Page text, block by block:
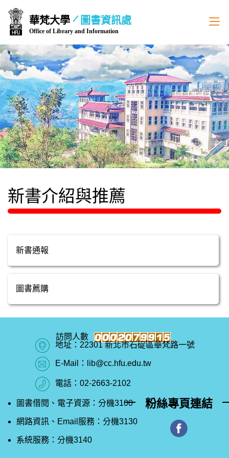
跳
到
主
要
內
容
區
華梵大學 圖書資訊處
Office of Library and Information
新書介紹與推薦
新書通報
圖書薦購
地址：22301 新北市石碇區華梵路一號
E-Mail：lib@cc.hfu.edu.tw
電話：02-2663-2102
圖書借閱、電子資源：分機3100
網路資訊、Email服務：分機3130
系統服務：分機3140
粉絲專頁連結